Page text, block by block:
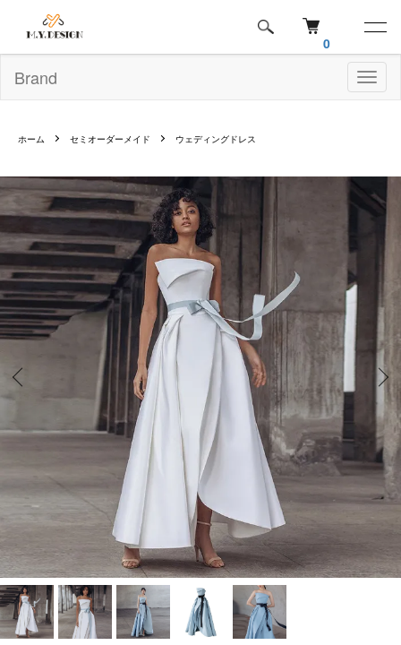
Brand
0
ホーム セミオーダーメイド ウェディングドレス